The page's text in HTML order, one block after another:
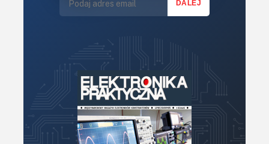
Mechatronika
Optoelektronika
PCB/Montaż
Podstawy elektroniki